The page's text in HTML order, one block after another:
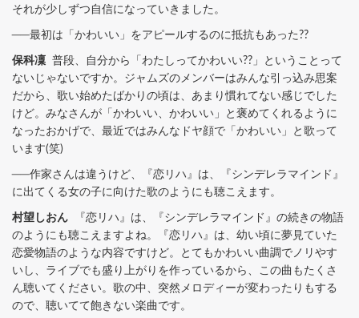
それが少しずつ自信になっていきました。
──最初は「かわいい」をアピールするのに抵抗もあった??
保科凜 普段、自分から「わたしってかわいい??」ということって
ないじゃないですか。ジャムズのメンバーはみんな引っ込み思案
だから、歌い始めたばかりの頃は、あまり慣れてない感じでした
けど。みなさんが「かわいい、かわいい」と褒めてくれるように
なったおかげで、最近ではみんなドヤ顔で「かわいい」と歌って
います(笑)
──作家さんは違うけど、『恋リハ』は、『シンデレラマインド』
に出てくる女の子に向けた歌のようにも聴こえます。
村望しおん 『恋リハ』は、『シンデレラマインド』の続きの物語
のようにも聴こえますよね。『恋リハ』は、幼い頃に夢見ていた
恋愛物語のような内容ですけど。とてもかわいい曲調でノリやす
いし、ライブでも盛り上がりを作っているから、この曲もたくさ
ん聴いてください。歌の中、突然メロディーが変わったりもする
ので、聴いてて飽きない楽曲です。